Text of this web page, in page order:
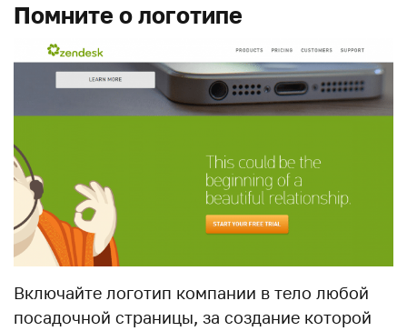
Помните о логотипе
Включайте логотип компании в тело любой
посадочной страницы, за создание которой